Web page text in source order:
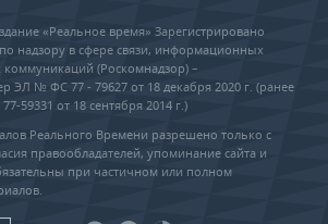
«Реальное время» Зарегистрировано
надзору в сфере связи, информационных
коммуникаций (Роскомнадзор) –
ЭЛ № ФС 77 - 79627 от 18 декабря 2020 г. (ранее
59331 от 18 сентября 2014 г.)
Реального Времени разрешено только с
правообладателей, упоминание сайта и
при частичном или полном